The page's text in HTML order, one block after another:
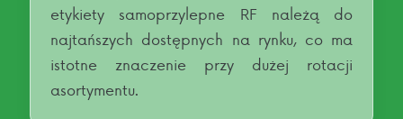
etykiety samoprzylepne RF należą do
najtańszych dostępnych na rynku, co ma
istotne znaczenie przy dużej rotacji
asortymentu.